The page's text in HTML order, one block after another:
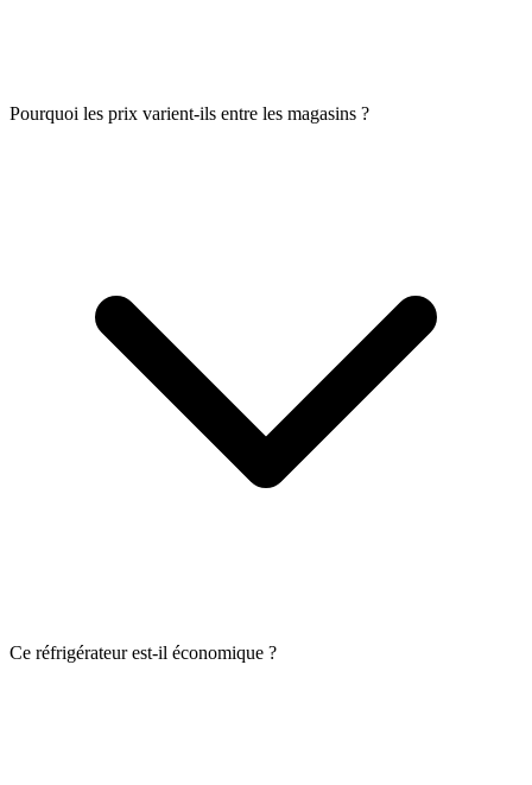
Pourquoi les prix varient-ils entre les magasins ?
Ce réfrigérateur est-il économique ?